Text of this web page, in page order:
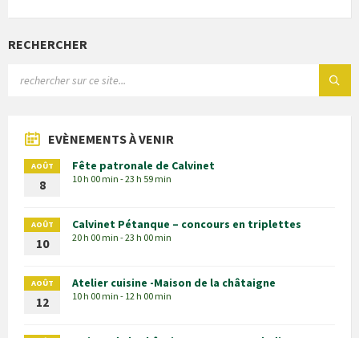
RECHERCHER
EVÈNEMENTS À VENIR
AOÛT
8
Fête patronale de Calvinet
10 h 00 min - 23 h 59 min
AOÛT
10
Calvinet Pétanque – concours en triplettes
20 h 00 min - 23 h 00 min
AOÛT
12
Atelier cuisine -Maison de la châtaigne
10 h 00 min - 12 h 00 min